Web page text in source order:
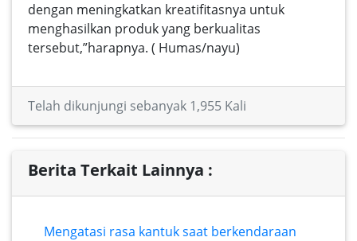
dengan meningkatkan kreatifitasnya untuk
menghasilkan produk yang berkualitas
tersebut,”harapnya. ( Humas/nayu)
Telah dikunjungi sebanyak 1,955 Kali
Berita Terkait Lainnya :
Mengatasi rasa kantuk saat berkendaraan